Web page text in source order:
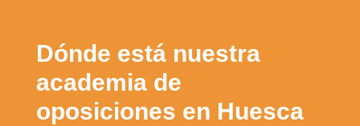
Dónde está nuestra
academia de
oposiciones en Huesca